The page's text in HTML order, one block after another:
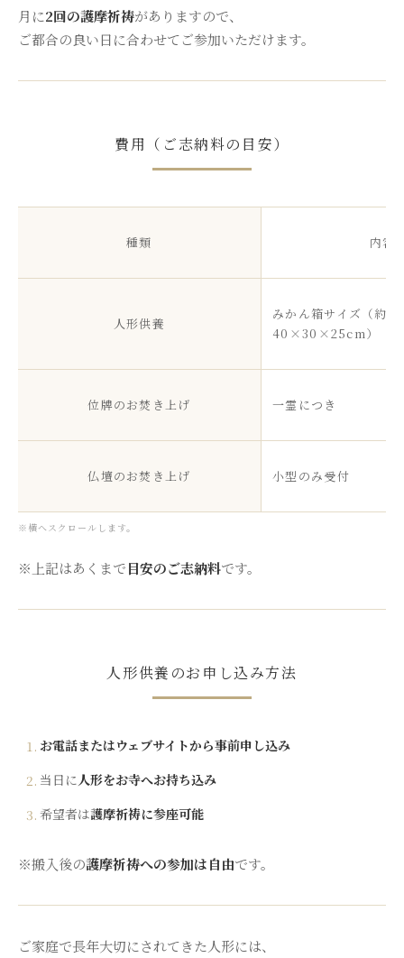
月に2回の護摩祈祷がありますので、
ご都合の良い日に合わせてご参加いただけます。
費用（ご志納料の目安）
種類 内容
人形供養
みかん箱サイズ（約
40×30×25cm）
位牌のお焚き上げ 一霊につき
仏壇のお焚き上げ 小型のみ受付
※横へスクロールします。
※上記はあくまで目安のご志納料です。
人形供養のお申し込み方法
お電話またはウェブサイトから事前申し込み
当日に 人形をお寺へお持ち込み
希望者は護摩祈祷に参座可能
※搬入後の護摩祈祷への参加は自由です。
ご家庭で長年大切にされてきた人形には、